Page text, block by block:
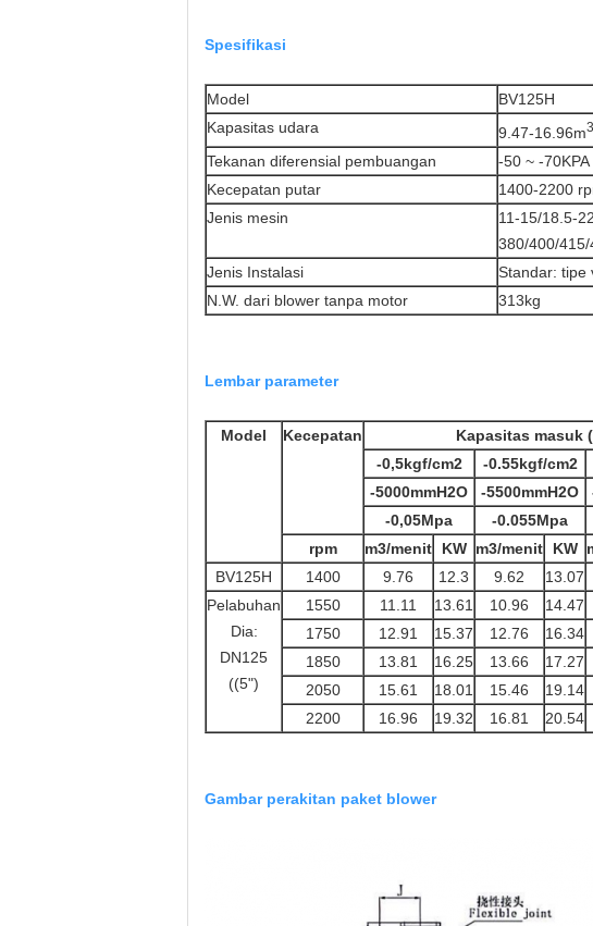
Spesifikasi
Model
BV125H
Kapasitas udara
9.47-16.96m3
Tekanan diferensial pembuangan
-50 ~ -70KPA
Kecepatan putar
1400-2200
Jenis mesin
11-15/18.5-
380/400/415/
Jenis Instalasi
Standar: tipe
N.W. dari blower tanpa motor
313kg
Lembar parameter
Model Kecepatan
Kapasitas masuk
-0,5kgf/cm2
-0.55kgf/cm2
-5000mmH2O
-5500mmH2O
-0,05Mpa
-0.055Mpa
rpm
m3/menit KW m3/menit KW
BV125H
1400 9.76 12.3 9.62 13.07
Pelabuhan
Dia:
DN125
((5")
1550 11.11 13.61 10.96 14.47
1750
12.91 15.37 12.76 16.34
1850
13.81 16.25 13.66 17.27
2050
15.61 18.01 15.46 19.14
2200
16.96 19.32 16.81 20.54
Gambar perakitan paket blower